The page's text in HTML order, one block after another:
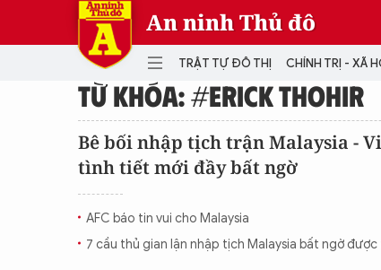
An ninh Thủ đô
TRẬT TỰ ĐÔ THỊ CHÍNH TRỊ - XÃ
TRẬT TỰ ĐÔ THỊ
THẾ GIỚI
THÀNH PHỐ THÔNG MINH
TỪ KHÓA: #ERICK THOHIR
Bê bối nhập tịch trận Malaysia -
tình tiết mới đầy bất ngờ
AFC báo tin vui cho Malaysia
7 cầu thủ gian lận nhập tịch Malaysia bất ngờ